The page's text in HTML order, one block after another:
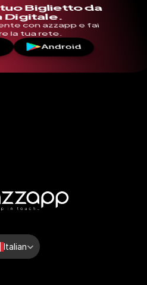
Biglietto da
Digitale.
con azzapp e fai
la tua rete.
Android
Language
Italian